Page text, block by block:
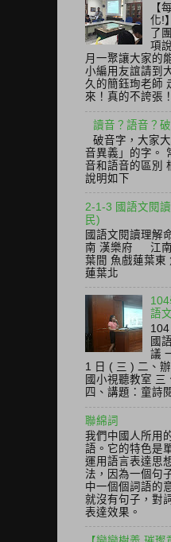
【
化!
了
項
月一聚讓大家的
小編用友誼請到
久的簡鈺珣老師
來！真的不誇張
讀音？語音？
破音字，大家
音異義」的字。
音和語音的區別
說明如下
2-1-3 國語文閱
民)
國語文閱讀理解
南 漢樂府 江南
葉間 魚戲蓮葉東
蓮葉北
語
國
議
1 日 ( 三 ) 二、
國小視聽教室 三
四、講題：童詩
聯綿詞
我們中國人所用
語。它的特色是
運用語言表達思
法，因為一個句
中一個個詞語的
就沒有句子，對
表達效果。